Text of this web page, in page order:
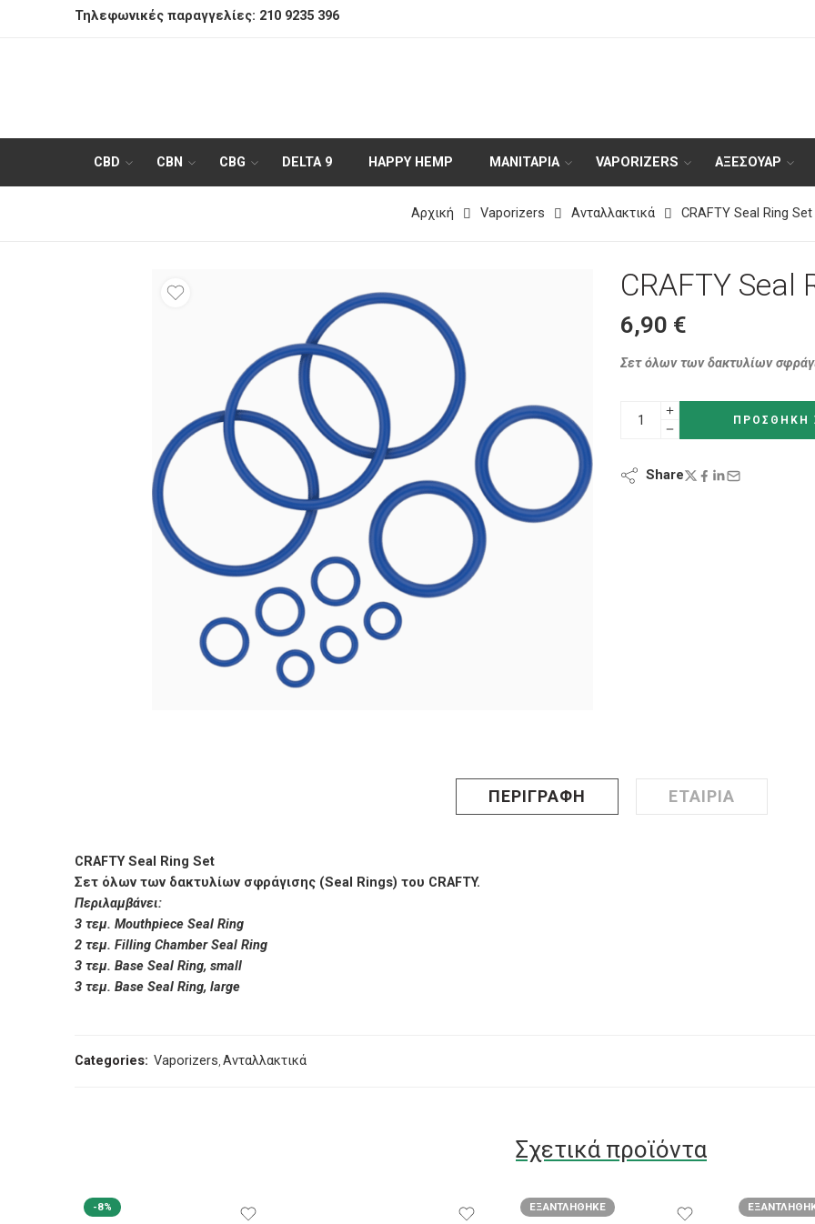
Τηλεφωνικές παραγγελίες: 210 9235 396
CBD CBN CBG DELTA 9 HAPPY HEMP ΜΑΝΙΤΑΡΙΑ VAPORIZERS ΑΞΕΣΟΥΆΡ
Αρχική Vaporizers Ανταλλακτικά CRAFTY Seal Ring Set
CRAFTY Seal
6,90 €
Σετ όλων των δακτυλίων
ΠΡΟΣΘΉΚΗ
Share
ΠΕΡΙΓΡΑΦΉ ΕΤΑΙΡΊΑ
CRAFTY Seal Ring Set
Σετ όλων των δακτυλίων σφράγισης (Seal Rings) του CRAFTY.
Περιλαμβάνει:
3 τεμ. Mouthpiece Seal Ring
2 τεμ. Filling Chamber Seal Ring
3 τεμ. Base Seal Ring, small
3 τεμ. Base Seal Ring, large
Categories: Vaporizers,Ανταλλακτικά
Σχετικά προϊόντα
-8% ΕΞΑΝΤΛΉΘΗΚΕ